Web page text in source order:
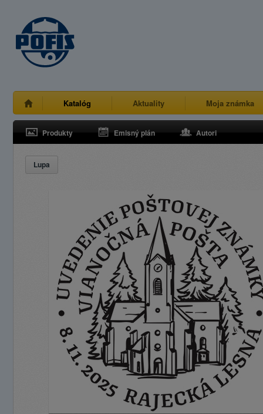
Katalóg Aktuality Moja známka
Produkty Emisný plán Autori
Lupa